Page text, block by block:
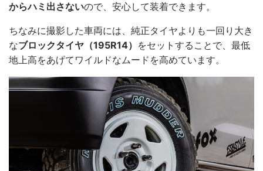
からハミ出さないので、安心して装着できます。
ちなみに撮影した車両には、純正タイヤよりも一回り大き
なブロックタイヤ（195R14） をセットすることで、最低
地上高をあげてワイルドなムードを高めています。